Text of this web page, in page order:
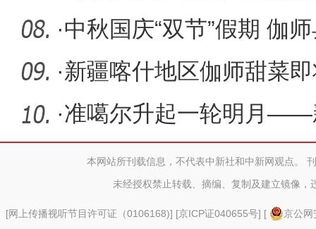
·中秋国庆“双节”假期 伽
高峰
·新疆喀什地区伽师甜菜
门指导
·准噶尔升起一轮明月——
岗位共团
本网站所刊载信息，不代表中新社和中新网观点。
未经授权禁止转载、摘编、复制及建立镜像，
[网上传播视听节目许可证（0106168)] [京ICP证040655号] [
京公